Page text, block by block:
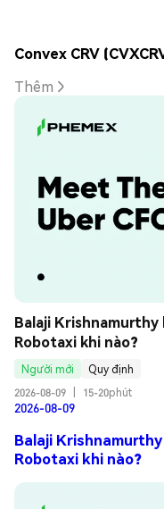
Convex CRV
Thêm
Balaji Krishnamurthy
Robotaxi khi nào?
Người mới
Quy định
2026-08-09
15-20phút
2026-08-09
Balaji
Robotaxi khi nào?